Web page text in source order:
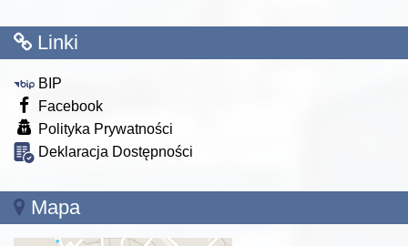
Linki
BIP
Facebook
Polityka Prywatności
Deklaracja Dostępności
Mapa